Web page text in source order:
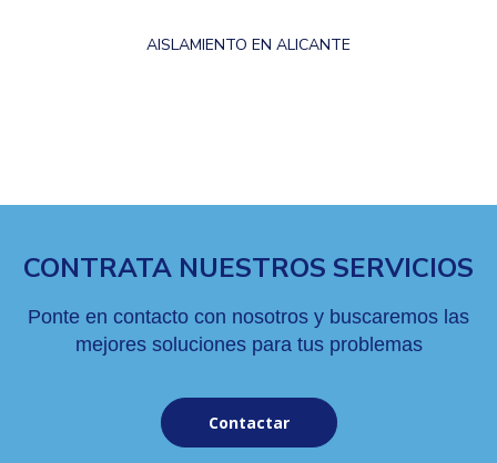
AISLAMIENTO EN ALICANTE
CONTRATA NUESTROS SERVICIOS
Ponte en contacto con nosotros y buscaremos las
mejores soluciones para tus problemas
Contactar